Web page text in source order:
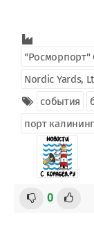
"Росморпорт"
Nordic Yards,
события
порт
0